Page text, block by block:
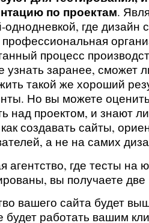
по проектам.
однодневкой, где дизайн
процесс
узнать заранее, сможет
такой же хороший
Но вы можете
над проектом, и знают
создавать сайты,
а не на самих
агентство, где тесты на
вы получаете
вашего сайта будет
будет работать вашим